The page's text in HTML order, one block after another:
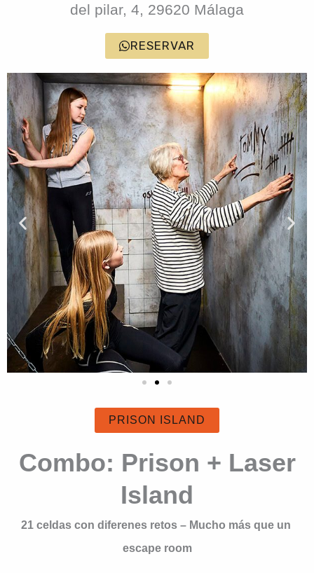
del pilar, 4, 29620 Málaga
RESERVAR
PRISON ISLAND
Combo: Prison + Laser
Island
21 celdas con diferenes retos – Mucho más que un
escape room